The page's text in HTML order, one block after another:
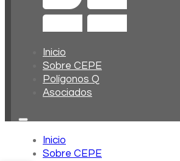
Inicio
Sobre CEPE
Polígonos Q
Asociados
Inicio
Sobre CEPE